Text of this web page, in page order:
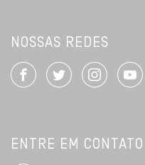
NOSSAS REDES
ENTRE EM CONTATO